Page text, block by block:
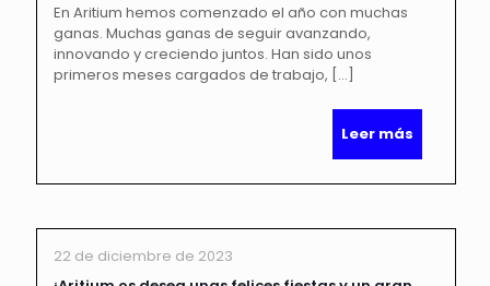
En Aritium hemos comenzado el año con muchas
ganas. Muchas ganas de seguir avanzando,
innovando y creciendo juntos. Han sido unos
primeros meses cargados de trabajo, […]
Leer más
22 de diciembre de 2023